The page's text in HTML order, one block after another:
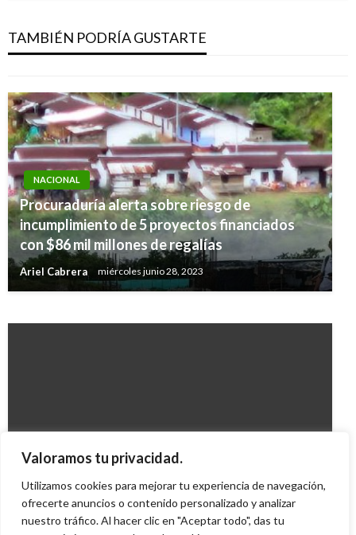
Valoramos tu privacidad.
Utilizamos cookies para mejorar tu experiencia de navegación,
ofrecerte anuncios o contenido personalizado y analizar
nuestro tráfico. Al hacer clic en "Aceptar todo", das tu
TAMBIÉN PODRÍA GUSTARTE
Ibagué – Cajamarca
Giovanni Alarcón M. martes junio 27, 2017
NACIONAL
Procuraduría alerta sobre riesgo de
incumplimiento de 5 proyectos financiados
con $86 mil millones de regalías
Ariel Cabrera miércoles junio 28, 2023
NACIONAL
En 20 años Colombia aumentó en un 15% sus
emisiones de CO2 equivalentes
Giovanni Alarcón M. viernes noviembre 4, 2016
NACIONAL
Iván Briceño lunes marzo 1, 2010